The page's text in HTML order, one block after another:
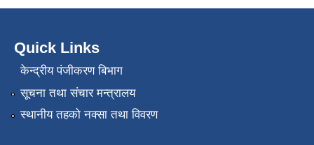
Quick Links
केन्द्रीय पंजीकरण बिभाग
सूचना तथा संचार मन्त्रालय
स्थानीय तहको नक्सा तथा विवरण